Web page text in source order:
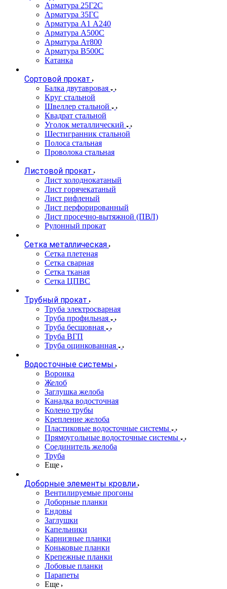
Арматура 25Г2С
Арматура 35ГС
Арматура А1 А240
Арматура А500С
Арматура Ат800
Арматура В500С
Катанка
Сортовой прокат
Балка двутавровая
Круг стальной
Швеллер стальной
Квадрат стальной
Уголок металлический
Шестигранник стальной
Полоса стальная
Проволока стальная
Листовой прокат
Лист холоднокатаный
Лист горячекатаный
Лист рифленый
Лист перфорированный
Лист просечно-вытяжной (ПВЛ)
Рулонный прокат
Сетка металлическая
Сетка плетеная
Сетка сварная
Сетка тканая
Сетка ЦПВС
Трубный прокат
Труба электросварная
Труба профильная
Труба бесшовная
Труба ВГП
Труба оцинкованная
Водосточные системы
Воронка
Желоб
Заглушка желоба
Канадка водосточная
Колено трубы
Крепление желоба
Пластиковые водосточные системы
Прямоугольные водосточные системы
Соединитель желоба
Труба
Еще
Доборные элементы кровли
Вентилируемые прогоны
Доборные планки
Ендовы
Заглушки
Капельники
Карнизные планки
Коньковые планки
Крепежные планки
Лобовые планки
Парапеты
Еще